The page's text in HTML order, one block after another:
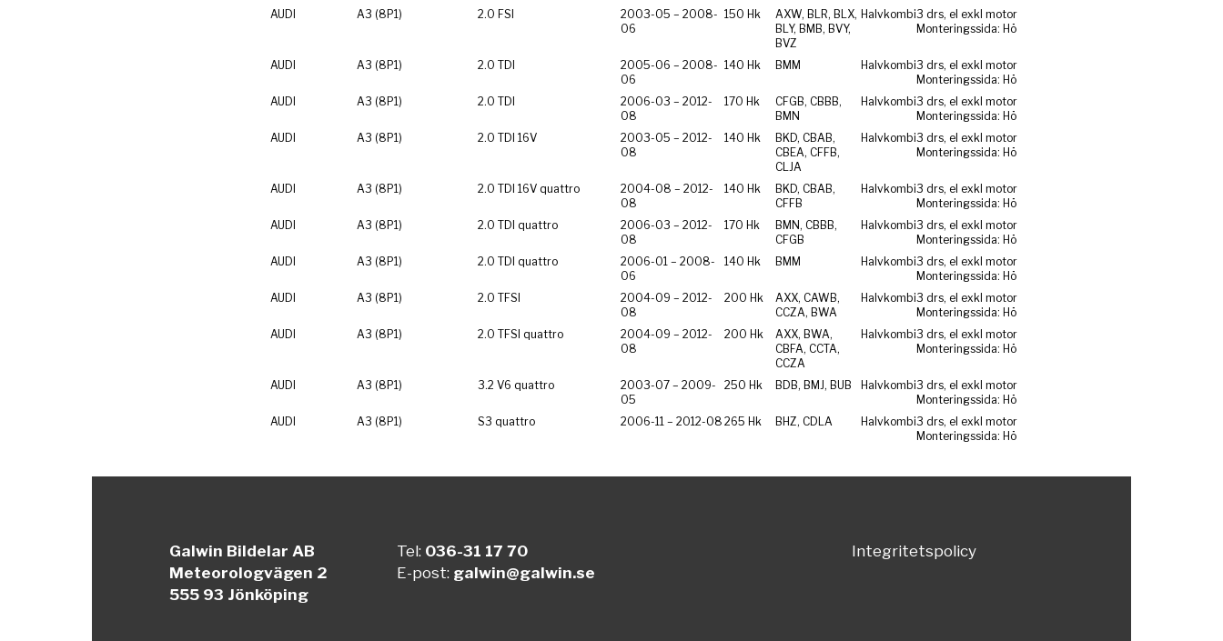
AUDI
A3 (8P1) 2.0 FSI
2003-05 – 2008-
06
150 Hk
AXW, BLR, BLX,
BLY, BMB, BVY,
BVZ
Halvkombi3 drs, el exkl motor
Monteringssida: Hö
AUDI A3 (8P1) 2.0 TDI
2005-06 – 2008-
06
140 Hk BMM Halvkombi3 drs, el exkl motor
Monteringssida: Hö
AUDI
A3 (8P1) 2.0 TDI
2006-03 – 2012-
08
170 Hk
CFGB, CBBB,
BMN
Halvkombi3 drs, el exkl motor
Monteringssida: Hö
AUDI
A3 (8P1) 2.0 TDI 16V
2003-05 – 2012-
08
140 Hk
BKD, CBAB,
CBEA, CFFB,
CLJA
Halvkombi3 drs, el exkl motor
Monteringssida: Hö
AUDI A3 (8P1) 2.0 TDI 16V quattro
2004-08 – 2012-
08
140 Hk
BKD, CBAB,
CFFB
Halvkombi3 drs, el exkl motor
Monteringssida: Hö
AUDI
A3 (8P1) 2.0 TDI quattro
2006-03 – 2012-
08
170 Hk
BMN, CBBB,
CFGB
Halvkombi3 drs, el exkl motor
Monteringssida: Hö
AUDI
A3 (8P1) 2.0 TDI quattro
2006-01 – 2008-
06
140 Hk BMM Halvkombi3 drs, el exkl motor
Monteringssida: Hö
AUDI
A3 (8P1) 2.0 TFSI
2004-09 – 2012-
08
200 Hk
AXX, CAWB,
CCZA, BWA
Halvkombi3 drs, el exkl motor
Monteringssida: Hö
AUDI
A3 (8P1) 2.0 TFSI quattro
2004-09 – 2012-
08
200 Hk
AXX, BWA,
CBFA, CCTA,
CCZA
Halvkombi3 drs, el exkl motor
Monteringssida: Hö
AUDI A3 (8P1) 3.2 V6 quattro
2003-07 – 2009-
05
250 Hk BDB, BMJ, BUB Halvkombi3 drs, el exkl motor
Monteringssida: Hö
AUDI
A3 (8P1) S3 quattro 2006-11 – 2012-08 265 Hk BHZ, CDLA Halvkombi3 drs, el exkl motor
Monteringssida: Hö
Galwin Bildelar AB
Meteorologvägen 2
555 93 Jönköping
Tel: 036-31 17 70
E-post: galwin@galwin.se
Integritetspolicy